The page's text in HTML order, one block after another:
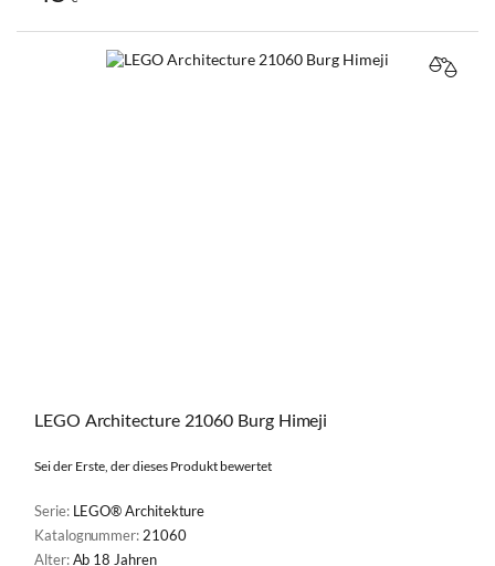
LEGO Architecture 21060 Burg Himeji
Sei der Erste, der dieses Produkt bewertet
Serie: LEGO® Architekture
Katalognummer:21060
Alter:Ab 18 Jahren